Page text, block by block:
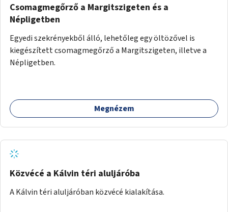
Csomagmegőrző a Margitszigeten és a
Népligetben
Egyedi szekrényekből álló, lehetőleg egy öltözővel is
kiegészített csomagmegőrző a Margitszigeten, illetve a
Népligetben.
Megnézem
Közvécé a Kálvin téri aluljáróba
A Kálvin téri aluljáróban közvécé kialakítása.